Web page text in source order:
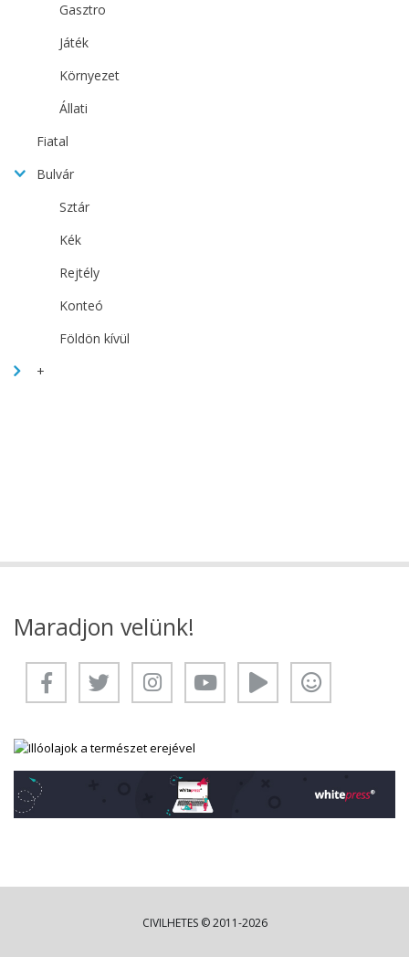
Gasztro
Játék
Környezet
Állati
Fiatal
Bulvár
Sztár
Kék
Rejtély
Konteó
Földön kívül
+
Maradjon velünk!
CIVILHETES © 2011-2026